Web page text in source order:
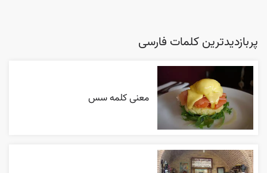
پربازدیدترین کلمات فارسی
معنی کلمه سس